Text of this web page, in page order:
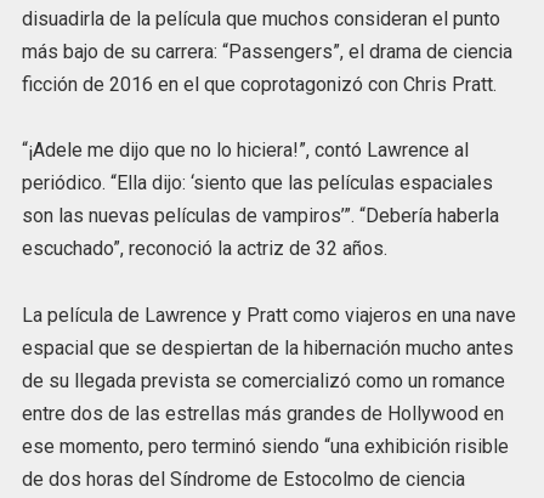
disuadirla de la película que muchos consideran el punto
más bajo de su carrera: “Passengers”, el drama de ciencia
ficción de 2016 en el que coprotagonizó con Chris Pratt.
“¡Adele me dijo que no lo hiciera!”, contó Lawrence al
periódico. “Ella dijo: ‘siento que las películas espaciales
son las nuevas películas de vampiros’”. “Debería haberla
escuchado”, reconoció la actriz de 32 años.
La película de Lawrence y Pratt como viajeros en una nave
espacial que se despiertan de la hibernación mucho antes
de su llegada prevista se comercializó como un romance
entre dos de las estrellas más grandes de Hollywood en
ese momento, pero terminó siendo “una exhibición risible
de dos horas del Síndrome de Estocolmo de ciencia